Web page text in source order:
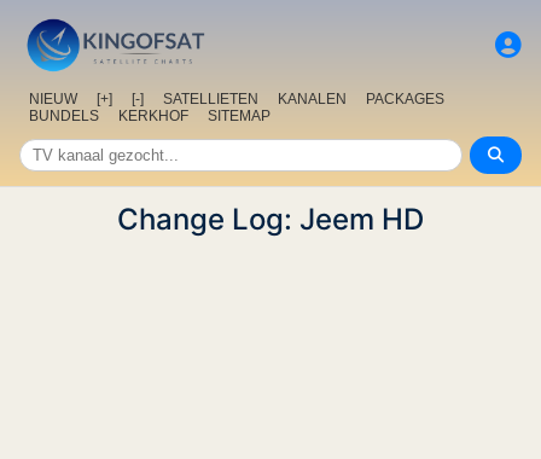
NIEUW [+] [-] SATELLIETEN KANALEN
PACKAGES
BUNDELS
KERKHOF SITEMAP
Change Log: Jeem HD